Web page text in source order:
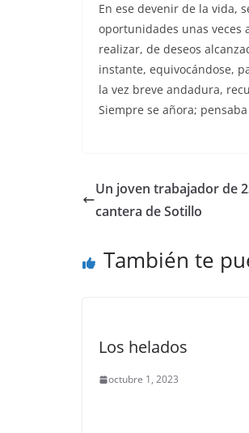
En ese devenir de la vida,
oportunidades unas veces
realizar, de deseos
instante, equivocándose,
la vez breve andadura,
Siempre se añora;
Un joven trabajador de
cantera de Sotillo
También te
Los helados
octubre 1, 2023